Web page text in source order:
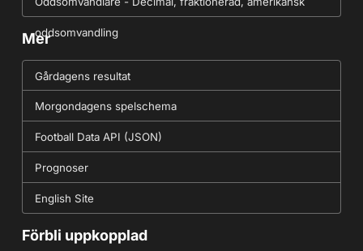
oddsomvandling
Mer
Gårdagens resultat
Morgondagens spelschema
Football Data API (JSON)
Prognoser
English Site
Förbli uppkopplad